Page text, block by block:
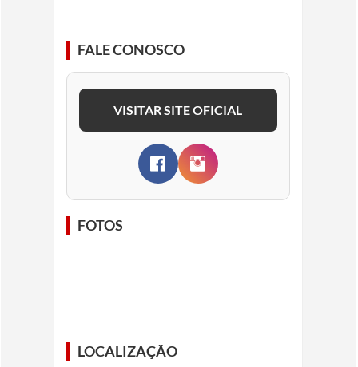
FALE CONOSCO
VISITAR SITE OFICIAL
FOTOS
LOCALIZAÇÃO